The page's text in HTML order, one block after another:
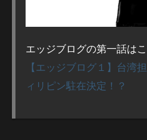
エッジブログの第一話は
【エッジブログ１】台湾
ィリピン駐在決定！？